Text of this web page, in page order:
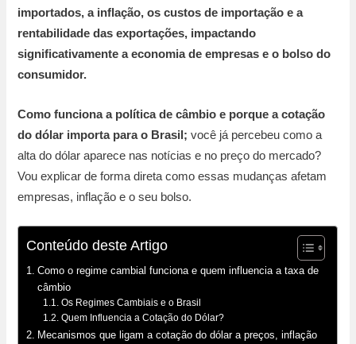
importados, a inflação, os custos de importação e a
rentabilidade das exportações, impactando
significativamente a economia de empresas e o bolso do
consumidor.
Como funciona a política de câmbio e porque a cotação
do dólar importa para o Brasil; você já percebeu como a
alta do dólar aparece nas notícias e no preço do mercado?
Vou explicar de forma direta como essas mudanças afetam
empresas, inflação e o seu bolso.
Conteúdo deste Artigo
Como o regime cambial funciona e quem influencia a taxa de
câmbio
Os Regimes Cambiais e o Brasil
Quem Influencia a Cotação do Dólar?
Mecanismos que ligam a cotação do dólar a preços, inflação